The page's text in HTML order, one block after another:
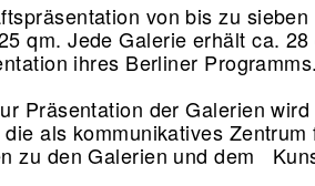
von bis zu
qm. Jede Galerie erhält ca.
ihres Berliner
Präsentation der Galerien
als kommunikatives
zu den Galerien und dem